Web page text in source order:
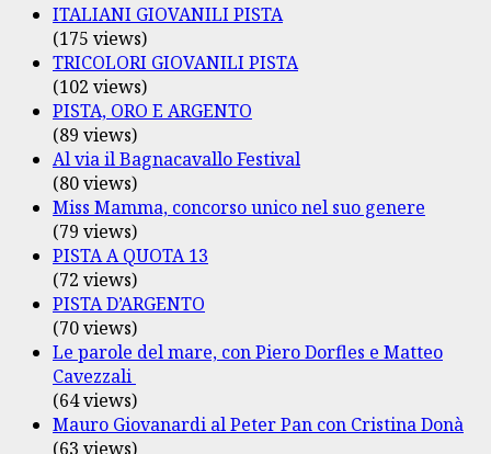
ITALIANI GIOVANILI PISTA
(175 views)
TRICOLORI GIOVANILI PISTA
(102 views)
PISTA, ORO E ARGENTO
(89 views)
Al via il Bagnacavallo Festival
(80 views)
Miss Mamma, concorso unico nel suo genere
(79 views)
PISTA A QUOTA 13
(72 views)
PISTA D’ARGENTO
(70 views)
Le parole del mare, con Piero Dorfles e Matteo
Cavezzali
(64 views)
Mauro Giovanardi al Peter Pan con Cristina Donà
(63 views)